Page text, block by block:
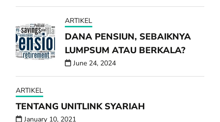
ARTIKEL
DANA PENSIUN, SEBAIKNYA
LUMPSUM ATAU BERKALA?
June 24, 2024
ARTIKEL
TENTANG UNITLINK SYARIAH
January 10, 2021